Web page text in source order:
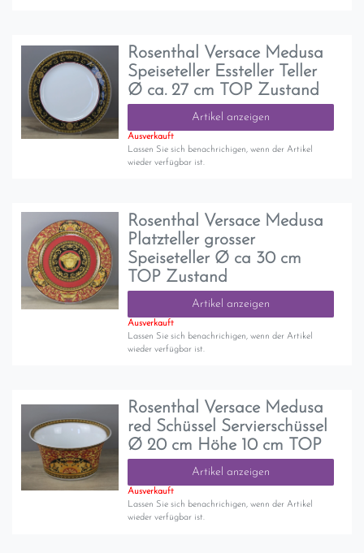
Rosenthal Versace Medusa
Speiseteller Essteller Teller
Ø ca. 27 cm TOP Zustand
Artikel anzeigen
Ausverkauft
Lassen Sie sich benachrichigen, wenn der Artikel
wieder verfügbar ist.
Rosenthal Versace Medusa
Platzteller grosser
Speiseteller Ø ca 30 cm
TOP Zustand
Artikel anzeigen
Ausverkauft
Lassen Sie sich benachrichigen, wenn der Artikel
wieder verfügbar ist.
Rosenthal Versace Medusa
red Schüssel Servierschüssel
Ø 20 cm Höhe 10 cm TOP
Artikel anzeigen
Ausverkauft
Lassen Sie sich benachrichigen, wenn der Artikel
wieder verfügbar ist.